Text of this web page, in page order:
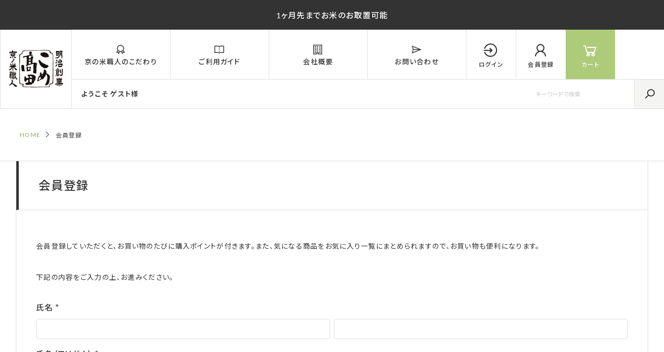
1ヶ月先までお米のお取置可能
京の米職人のこだわり ご利用ガイド 会社概要 お問い合わせ ログイン 会員登録 カート
ようこそ ゲスト様
HOME 会員登録
会員登録
会員登録していただくと、お買い物のたびに購入ポイントが付きます。また、気になる商品をお気に入り一覧にまとめられますので、お買い物も便利になります。
下記の内容をご入力の上、お進みください。
氏名